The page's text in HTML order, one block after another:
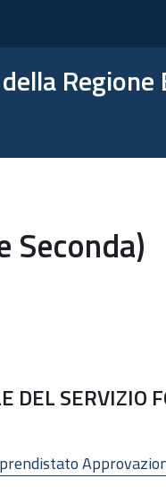
Regione
Seconda)
DEL SERVIZIO